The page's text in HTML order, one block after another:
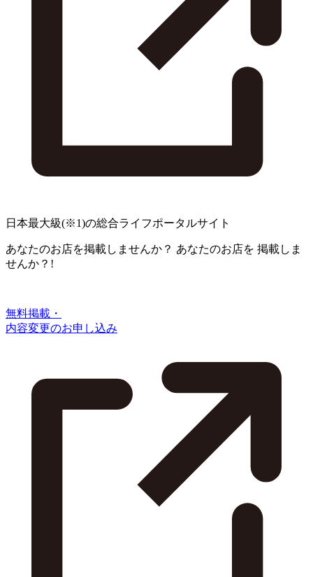
日本最大級(※1)の総合ライフポータルサイト
あなたのお店を掲載しませんか？ あなたのお店を 掲載しま
せんか？!
無料掲載・
内容変更のお申し込み